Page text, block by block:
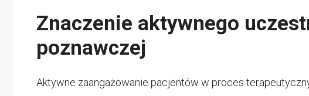
Znaczenie aktywnego
poznawczej
Aktywne zaangażowanie pacjentów w proces